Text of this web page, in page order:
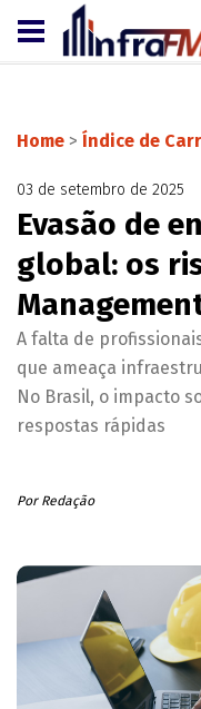
Home > Índice de
03 de setembro de 2025
Evasão de
global: os
A falta de
que ameaça
No Brasil, o impacto
respostas rápidas
Por Redação